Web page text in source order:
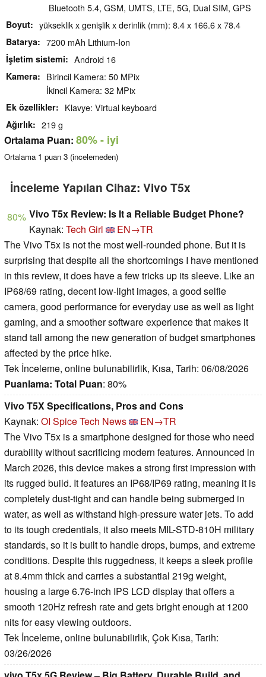
Bluetooth 5.4, GSM, UMTS, LTE, 5G, Dual SIM, GPS
Boyut yükseklik x genişlik x derinlik (mm): 8.4 x 166.6 x 78.4
Batarya 7200 mAh Lithium-Ion
İşletim sistemi Android 16
Kamera
Birincil Kamera: 50 MPix
İkincil Kamera: 32 MPix
Ek özellikler Klavye: Virtual keyboard
Ağırlık 219 g
Ortalama Puan: 80%- iyi
Ortalama 1 puan 3 (incelemeden)
İnceleme Yapılan Cihaz: Vivo T5x
80% Vivo T5x Review: Is It a Reliable Budget Phone?
Kaynak: Tech Girl
EN→TR
The Vivo T5x is not the most well-rounded phone. But it is
surprising that despite all the shortcomings I have mentioned
in this review, it does have a few tricks up its sleeve. Like an
IP68/69 rating, decent low-light images, a good selfie
camera, good performance for everyday use as well as light
gaming, and a smoother software experience that makes it
stand tall among the new generation of budget smartphones
affected by the price hike.
Tek İnceleme, online bulunabilirlik, Kısa, Tarih: 06/08/2026
Puanlama: Total Puan: 80%
Vivo T5X Specifications, Pros and Cons
Kaynak: OI Spice Tech News
EN→TR
The Vivo T5x is a smartphone designed for those who need
durability without sacrificing modern features. Announced in
March 2026, this device makes a strong first impression with
its rugged build. It features an IP68/IP69 rating, meaning it is
completely dust-tight and can handle being submerged in
water, as well as withstand high-pressure water jets. To add
to its tough credentials, it also meets MIL-STD-810H military
standards, so it is built to handle drops, bumps, and extreme
conditions. Despite this ruggedness, it keeps a sleek profile
at 8.4mm thick and carries a substantial 219g weight,
housing a large 6.76-inch IPS LCD display that offers a
smooth 120Hz refresh rate and gets bright enough at 1200
nits for easy viewing outdoors.
Tek İnceleme, online bulunabilirlik, Çok Kısa, Tarih:
03/26/2026